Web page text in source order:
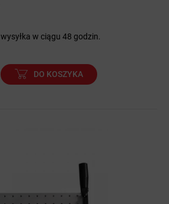
wysyłka w ciągu 48 godzin.
DO KOSZYKA